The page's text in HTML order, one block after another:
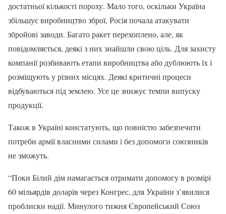
достатньої кількості пороху. Мало того, оскільки Україна
збільшує виробництво зброї, Росія почала атакувати
збройові заводи. Багато ракет перехоплено, але, як
повідомляється, деякі з них знайшли свою ціль. Для захисту
компанії розбивають етапи виробництва або дублюють їх і
розміщують у різних місцях. Деякі критичні процеси
відбуваються під землею. Усе це знижує темпи випуску
продукції.
Також в Україні констатують, що повністю забезпечити
потреби армії власними силами і без допомоги союзників
не зможуть.
“Поки Білий дім намагається отримати допомогу в розмірі
60 мільярдів доларів через Конгрес, для України з’явилися
проблиски надії. Минулого тижня Європейський Союз